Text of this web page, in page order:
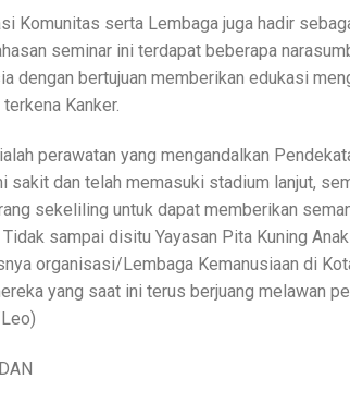
Komunitas serta Lembaga juga hadir
seminar ini terdapat beberapa
dengan bertujuan memberikan edukasi
Kanker.
perawatan yang mengandalkan
sakit dan telah memasuki stadium lanjut,
sekeliling untuk dapat memberikan
sampai disitu Yayasan Pita Kuning
organisasi/Lembaga Kemanusiaan di
yang saat ini terus berjuang melawan